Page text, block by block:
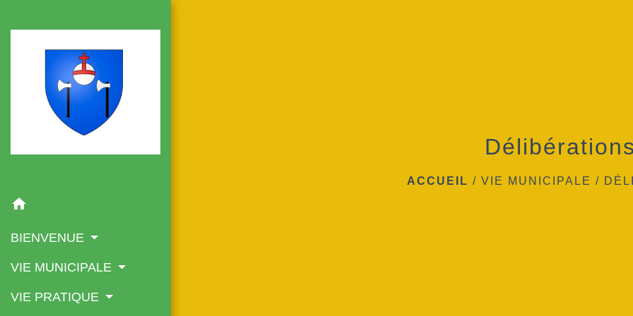
home
BIENVENUE
VIE MUNICIPALE
VIE PRATIQUE
Délibérations
ACCUEIL / VIE MUNICIPALE /